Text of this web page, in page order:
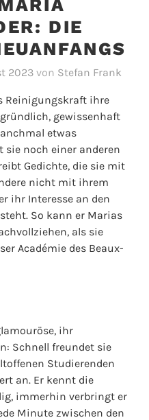
DIE
2023 von Stefan Frank
Reinigungskraft ihre
gewissenhaft
etwas
sie noch einer anderen
Gedichte, die sie mit
nicht mit ihrem
ihr Interesse an den
So kann er Marias
als sie
Académie des Beaux-
ihr
Schnell freundet sie
Studierenden
an. Er kennt die
immerhin verbringt er
Minute zwischen den